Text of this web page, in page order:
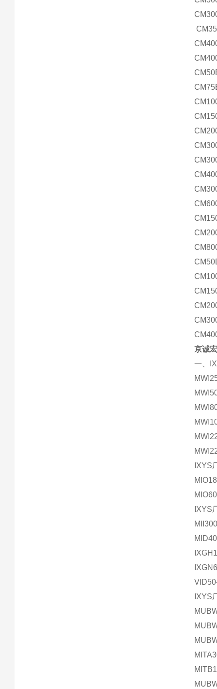
京诚
一、
IXYS
IXYS
IXYS